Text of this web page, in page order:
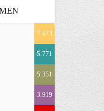
7.473
5.771
5.351
3.919